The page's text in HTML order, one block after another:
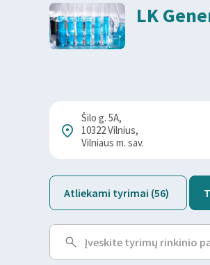
LK
Šilo g. 5A,
10322 Vilnius,
Vilniaus m. sav.
Atliekami tyrimai (56)